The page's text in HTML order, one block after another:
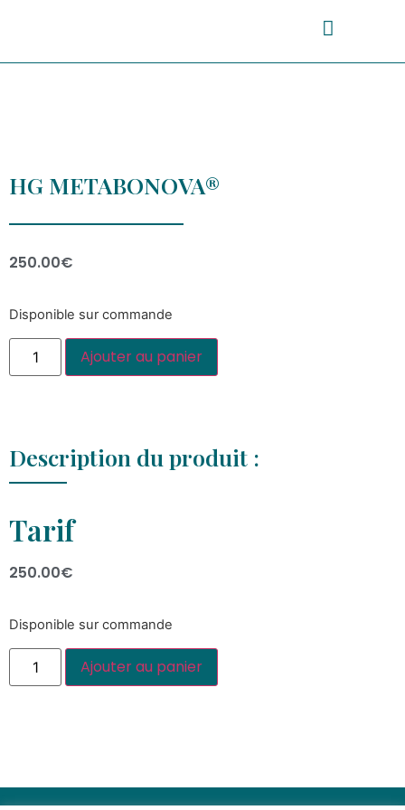
HG METABONOVA®
250.00€
Disponible sur commande
Ajouter au panier
Description du produit :
Tarif
250.00€
Disponible sur commande
Ajouter au panier